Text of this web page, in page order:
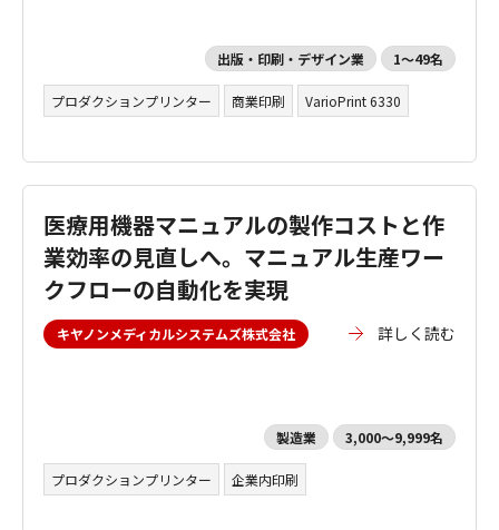
出版・印刷・デザイン業 1～49名
プロダクションプリンター 商業印刷 VarioPrint 6330
医療用機器マニュアルの製作コストと作
業効率の見直しへ。マニュアル生産ワー
クフローの自動化を実現
キヤノンメディカルシステムズ株式会社 詳しく読む
製造業 3,000～9,999名
プロダクションプリンター 企業内印刷